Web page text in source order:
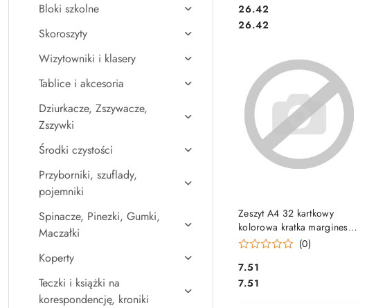
Bloki szkolne
Skoroszyty
Wizytowniki i klasery
Tablice i akcesoria
Dziurkacze, Zszywacze,
Zszywki
Środki czystości
Przyborniki, szuflady,
pojemniki
Spinacze, Pinezki, Gumki,
Maczałki
Koperty
Teczki i książki na
korespondencję, kroniki
Cena:
26.42
Cena:
26.42
Zeszyt A4 32 kartkowy
kolorowa kratka margines
70g UV
(0)
Cena:
7.51
Cena:
7.51
DO KOSZYKA